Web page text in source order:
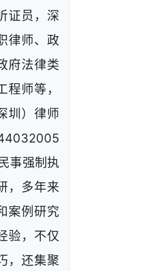
证员，深
律师、政
府法律类
师等，
圳）律师
事强制执
，多年来
案例研究
验，不仅
，还集聚